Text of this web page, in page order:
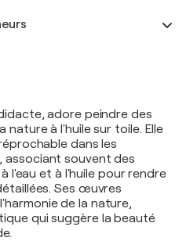
adore peindre des
nature à l'huile sur toile. Elle
dans les
associant souvent des
l'eau et à l'huile pour rendre
Ses œuvres
de la nature,
qui suggère la beauté